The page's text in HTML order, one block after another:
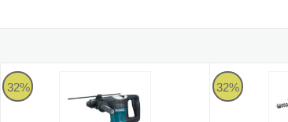
32mm AVT
32%
Martillo combinado Makita HR3200C de 32mm
32%
Martillo